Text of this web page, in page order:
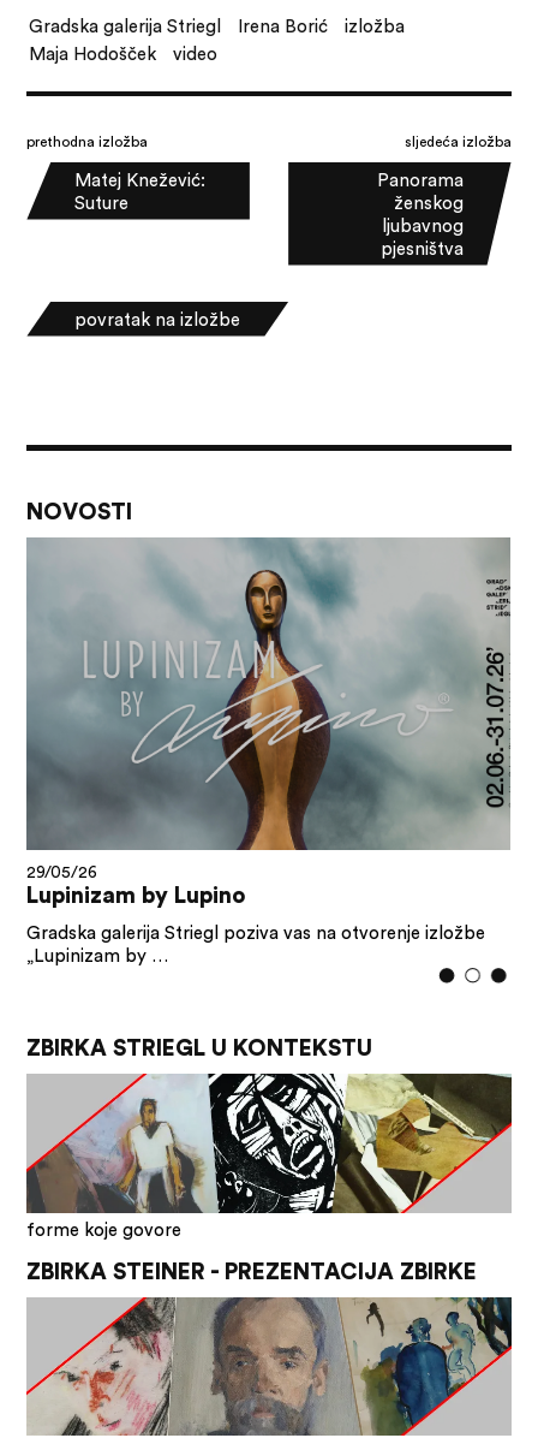
Gradska galerija Striegl Irena Borić
izložba
Maja Hodošček
video
prethodna izložba sljedeća izložba
Matej Knežević:
Suture
Panorama
ženskog
ljubavnog
pjesništva
povratak na izložbe
NOVOSTI
29/05/26
Lupinizam by Lupino
Gradska galerija Striegl poziva vas na otvorenje izložbe
„Lupinizam by …
ZBIRKA STRIEGL U KONTEKSTU
forme koje govore
ZBIRKA STEINER - PREZENTACIJA ZBIRKE